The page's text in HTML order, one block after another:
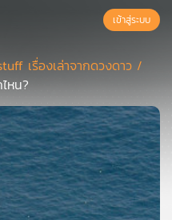
เข้าสู่ระบบ
เรื่องเล่าจากดวงดาว /
หน?